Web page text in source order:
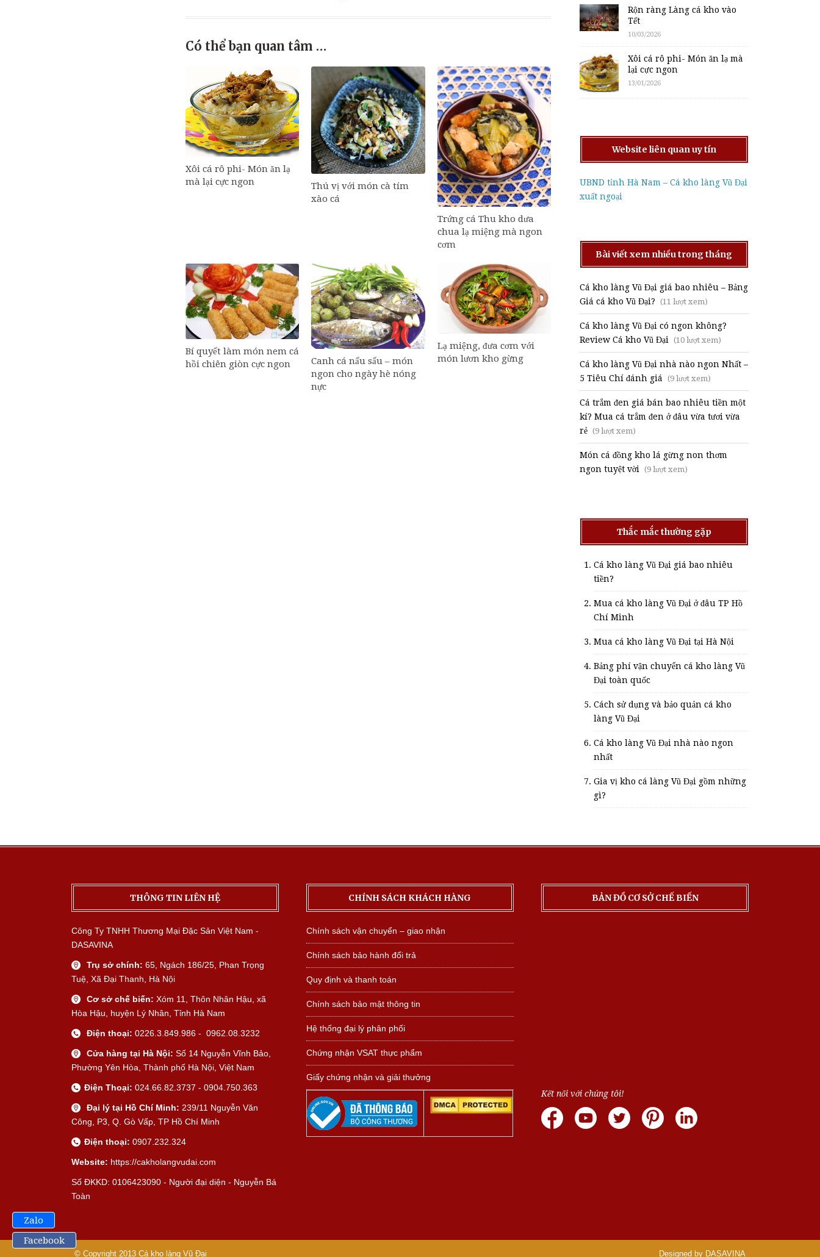
Có thể bạn quan tâm …
Xôi cá rô phi- Món ăn lạ
mà lại cực ngon
Thú vị với món cà tím
xào cá
Trứng cá Thu kho dưa
chua lạ miệng mà ngon
cơm
Bí quyết làm món nem cá
hồi chiên giòn cực ngon
Canh cá nấu sấu – món
ngon cho ngày hè nóng
nực
Lạ miệng, đưa cơm với
món lươn kho gừng
Rộn ràng Làng cá kho vào
Tết
10/03/2026
Xôi cá rô phi- Món ăn lạ mà
lại cực ngon
13/01/2026
Website liên quan uy tín
UBND tỉnh Hà Nam – Cá kho làng Vũ Đại
xuất ngoại
Bài viết xem nhiều trong tháng
Cá kho làng Vũ Đại giá bao nhiêu – Bảng
Giá cá kho Vũ Đại? (11 lượt xem)
Cá kho làng Vũ Đại có ngon không?
Review Cá kho Vũ Đại (10 lượt xem)
Cá kho làng Vũ Đại nhà nào ngon Nhất –
5 Tiêu Chí đánh giá (9 lượt xem)
Cá trắm đen giá bán bao nhiêu tiền một
kí? Mua cá trắm đen ở đâu vừa tươi vừa
rẻ (9 lượt xem)
Món cá đồng kho lá gừng non thơm
ngon tuyệt vời (9 lượt xem)
Thắc mắc thường gặp
Cá kho làng Vũ Đại giá bao nhiêu
tiền?
Mua cá kho làng Vũ Đại ở đâu TP Hồ
Chí Minh
Mua cá kho làng Vũ Đại tại Hà Nội
Bảng phí vận chuyển cá kho làng Vũ
Đại toàn quốc
Cách sử dụng và bảo quản cá kho
làng Vũ Đại
Cá kho làng Vũ Đại nhà nào ngon
nhất
Gia vị kho cá làng Vũ Đại gồm những
gì?
THÔNG TIN LIÊN HỆ
Công Ty TNHH Thương Mại Đặc Sản Việt Nam -
DASAVINA
Trụ sở chính: 65, Ngách 186/25, Phan Trọng
Tuệ, Xã Đại Thanh, Hà Nội
Cơ sở chế biến: Xóm 11, Thôn Nhân Hậu, xã
Hòa Hậu, huyện Lý Nhân, Tỉnh Hà Nam
Điện thoại: 0226.3.849.986 - 0962.08.3232
Cửa hàng tại Hà Nội: Số 14 Nguyễn Vĩnh Bảo,
Phường Yên Hòa, Thành phố Hà Nội, Việt Nam
Điện Thoại: 024.66.82.3737 - 0904.750.363
Đại lý tại Hồ Chí Minh: 239/11 Nguyễn Văn
Công, P3, Q. Gò Vấp, TP Hồ Chí Minh
Điện thoại: 0907.232.324
Website: https://cakholangvudai.com
Số ĐKKD: 0106423090 - Người đại diện - Nguyễn Bá
Toàn
CHÍNH SÁCH KHÁCH HÀNG
Chính sách vận chuyển – giao nhận
Chính sách bảo hành đổi trả
Quy định và thanh toán
Chính sách bảo mật thông tin
Hệ thống đại lý phân phối
Chứng nhận VSAT thực phẩm
Giấy chứng nhận và giải thưởng
BẢN ĐỒ CƠ SỞ CHẾ BIẾN
Kết nối với chúng tôi!
© Copyright 2013 Cá kho làng Vũ Đại Designed by DASAVINA
Zalo
Facebook